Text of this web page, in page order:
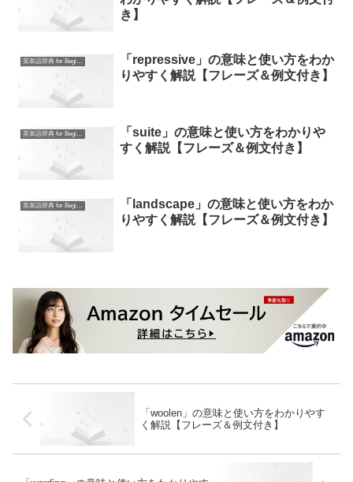
き】
英単語辞典 for Beginners
「repressive」の意味と使い方をわか
りやすく解説【フレーズ＆例文付き】
英単語辞典 for Beginners
「suite」の意味と使い方をわかりや
すく解説【フレーズ＆例文付き】
英単語辞典 for Beginners
「landscape」の意味と使い方をわか
りやすく解説【フレーズ＆例文付き】
「woolen」の意味と使い方をわかりやす
く解説【フレーズ＆例文付き】